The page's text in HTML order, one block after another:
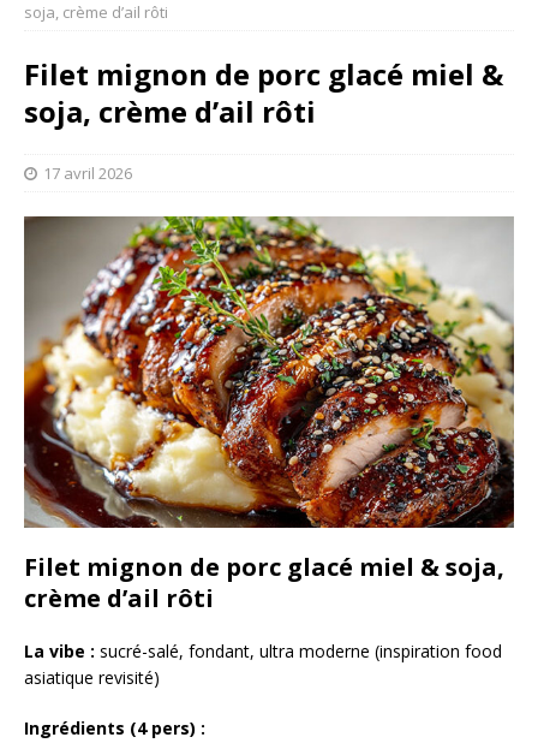
soja, crème d’ail rôti
Filet mignon de porc glacé miel &
soja, crème d’ail rôti
17 avril 2026
Filet mignon de porc glacé miel & soja,
crème d’ail rôti
La vibe : sucré-salé, fondant, ultra moderne (inspiration food
asiatique revisité)
Ingrédients (4 pers) :